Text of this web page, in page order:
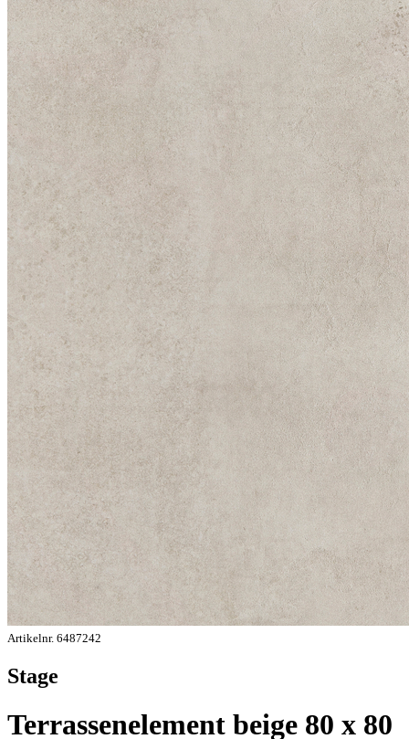
Artikelnr. 6487242
Stage
Terrassenelement beige 80 x 80